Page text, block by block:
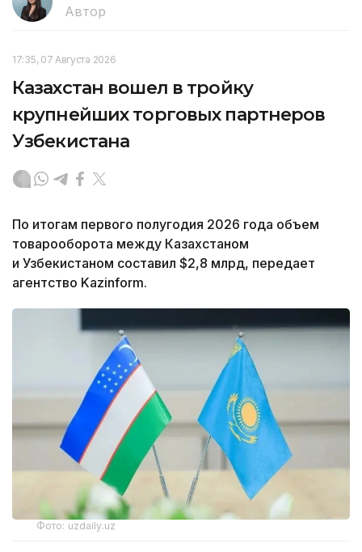
Автор
17:35, 07 Августа 2026
Казахстан вошел в тройку
крупнейших торговых партнеров
Узбекистана
По итогам первого полугодия 2026 года объем
товарооборота между Казахстаном
и Узбекистаном составил $2,8 млрд, передает
агентство Kazinform.
Фото: uzdaily.uz